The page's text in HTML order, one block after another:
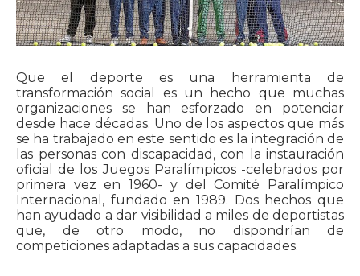
Que el deporte es una herramienta de
transformación social es un hecho que muchas
organizaciones se han esforzado en potenciar
desde hace décadas. Uno de los aspectos que más
se ha trabajado en este sentido es la integración de
las personas con discapacidad, con la instauración
oficial de los Juegos Paralímpicos -celebrados por
primera vez en 1960- y del Comité Paralímpico
Internacional, fundado en 1989. Dos hechos que
han ayudado a dar visibilidad a miles de deportistas
que, de otro modo, no dispondrían de
competiciones adaptadas a sus capacidades.